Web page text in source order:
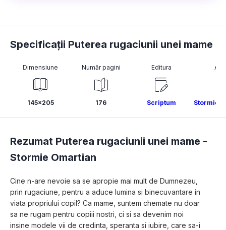
Specificații Puterea rugaciunii unei mame
Dimensiune
145x205
Număr pagini
176
Editura
Scriptum Stormie
Rezumat Puterea rugaciunii unei mame -
Stormie Omartian
Cine n-are nevoie sa se apropie mai mult de Dumnezeu,
prin rugaciune, pentru a aduce lumina si binecuvantare in
viata propriului copil? Ca mame, suntem chemate nu doar
sa ne rugam pentru copiii nostri, ci si sa devenim noi
insine modele vii de credinta, speranta si iubire, care sa-i